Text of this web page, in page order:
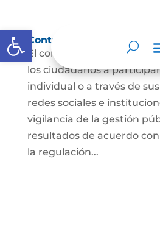
Abrir barra de herramientas
Control social
El control social es el
los ciudadanos a
individual o a través de
redes sociales e
vigilancia de la gestión
resultados de acuerdo
la regulación...